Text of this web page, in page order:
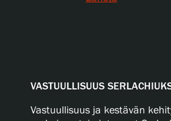
VASTUULLISUUS
Vastuullisuus ja kestävän